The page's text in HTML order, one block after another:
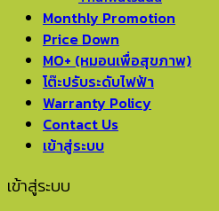
Monthly Promotion
Price Down
MO+ (หมอนเพื่อสุขภาพ)
โต๊ะปรับระดับไฟฟ้า
Warranty Policy
Contact Us
เข้าสู่ระบบ
เข้าสู่ระบบ